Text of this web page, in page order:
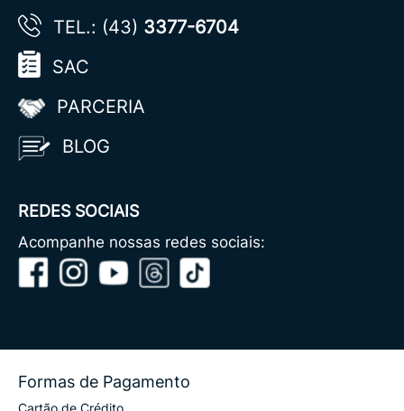
TEL.: (43) 3377-6704
SAC
PARCERIA
BLOG
REDES SOCIAIS
Acompanhe nossas redes sociais:
Formas de Pagamento
Cartão de Crédito